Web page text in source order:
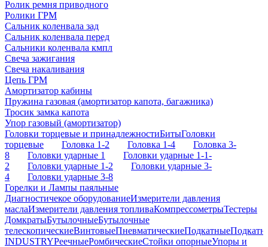
Ролик ремня приводного
Ролики ГРМ
Сальник коленвала зад
Сальник коленвала перед
Сальники коленвала кмпл
Свеча зажигания
Свеча накаливания
Цепь ГРМ
Амортизатор кабины
Пружина газовая (амортизатор капота, багажника)
Тросик замка капота
Упор газовый (амортизатор)
Головки торцевые и принадлежностиБитыГоловки
торцевые
Головка 1-2 Головка 1-4
Головка 3-
8
Головки ударные 1
Головки ударные 1-1-
2
Головки ударные 1-2
Головки ударные 3-
4
Головки ударные 3-8
Горелки и Лампы паяльные
Диагностичекое оборудованиеИзмерители давления
маслаИзмерители давления топливаКомпрессометрыТестеры
ДомкратыБутылочныеБутылочные
телескопическиеВинтовыеПневматическиеПодкатные
INDUSTRYРеечныеРомбическиеСтойки опорныеУпоры и